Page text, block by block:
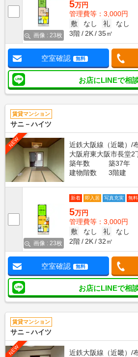
画像 : 23枚
5万円
管理費等：3,000円
敷
なし 礼
なし
3階
2K 35㎡
空室確認 無料
お店にLINEで相
賃貸マンション
サニ－ハイツ
NEW
近鉄大阪線（近畿）/
大阪府東大阪市長堂2
築年数
築37年
建物階数
3階建
画像 : 23枚
新着 即入居 写真充実 無
5万円
管理費等：3,000円
敷
なし 礼
なし
2階
2K 32㎡
空室確認 無料
お店にLINEで相
賃貸マンション
サニ－ハイツ
NEW
近鉄大阪線（近畿）/